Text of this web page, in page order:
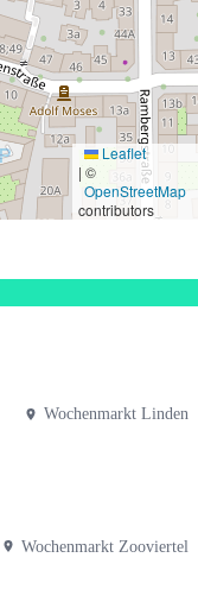
Leaflet
| ©
OpenStreetMap
contributors
Wochenmarkt Linden
Wochenmarkt Zooviertel